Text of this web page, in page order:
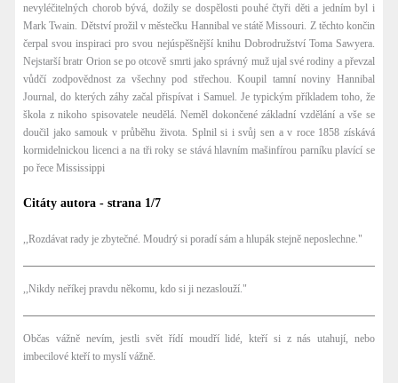
nevyléčitelných chorob bývá, dožily se dospělosti pouhé čtyři děti a jedním byl i
Mark Twain. Dětství prožil v městečku Hannibal ve státě Missouri. Z těchto končin
čerpal svou inspiraci pro svou nejúspěšnější knihu Dobrodružství Toma Sawyera.
Nejstarší bratr Orion se po otcově smrti jako správný muž ujal své rodiny a převzal
vůdčí zodpovědnost za všechny pod střechou. Koupil tamní noviny Hannibal
Journal, do kterých záhy začal přispívat i Samuel. Je typickým příkladem toho, že
škola z nikoho spisovatele neudělá. Neměl dokončené základní vzdělání a vše se
doučil jako samouk v průběhu života. Splnil si i svůj sen a v roce 1858 získává
kormidelnickou licenci a na tři roky se stává hlavním mašinfírou parníku plavící se
po řece Mississippi
Citáty autora - strana 1/7
,,Rozdávat rady je zbytečné. Moudrý si poradí sám a hlupák stejně neposlechne."
,,Nikdy neříkej pravdu někomu, kdo si ji nezaslouží."
Občas vážně nevím, jestli svět řídí moudří lidé, kteří si z nás utahují, nebo
imbecilové kteří to myslí vážně.